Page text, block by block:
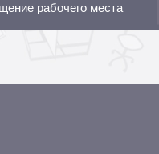
рабочего места